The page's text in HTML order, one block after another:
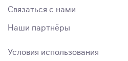
Связаться с нами
Наши партнёры
Условия использования